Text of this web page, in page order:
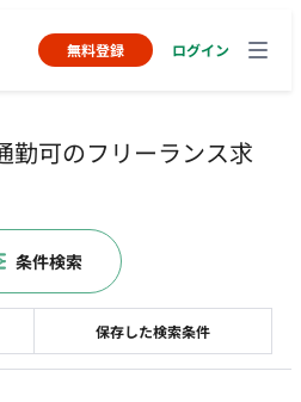
無料登録 ログイン
勤可のフリーランス求
保存した検索条件
条件検索